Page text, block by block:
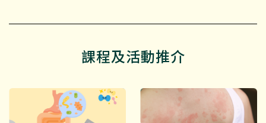
課程及活動推介